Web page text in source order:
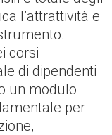
l’attrattività e
corsi
di dipendenti
un modulo
per